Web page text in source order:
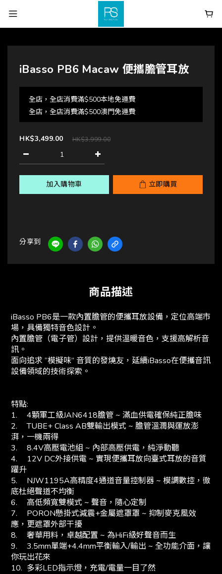
iBasso PB6 Macaw 便攜膽管耳放
全店，全店消費滿$500本地免運費
全店，全店消費滿$500澳門免運費
HK$3,999.00
HK$3,499.00
加入購物車 立即購買
分享到
商品描述
iBasso PB6是一款內置膽管的便攜耳放設備，定位高端市
場，具備獨特音色設計。
內置膽管（電子管）設計，提供溫暖音色，支援高解析音
訊。‌
面向追求 “模擬味” 音質的發燒友，延續iBasso在便攜音訊
設備領域的技術探索。
特點:
1.
4顆軍工級JAN6418膽管 ~ 滿血供電確保純正膽味
2.
TUBE+ Class AB雙輸出模式 ~ 膽管溫潤與運放澎
湃，一機兩得
3.
8.4V高壓電池組 ~ 內部高壓供電，純淨動聽
4.
12V DC外接供電 ~ 實現便攜耳放向臺式耳放的音質
躍升
5.
NJW1195A高精度4通道音量控制器 ~ 模調數控，徹
底杜絕聲道不均衡
6.
高低頻寬雙模式 ~ 聲音，隨心定制
7.
PORON懸掛式減震+金屬遮罩罩 ~ 抑制麥克風效
應，更遮罩外部干擾
8.
奢華用料，卓越配置 ~ 為HiFi級好聲音而生
9.
3.5mm單端+4.4mm平衡輸入/輸出 ~ 全功能介面，讓
你玩出花來
10. 多彩LED指示燈，充電/電量一目了然